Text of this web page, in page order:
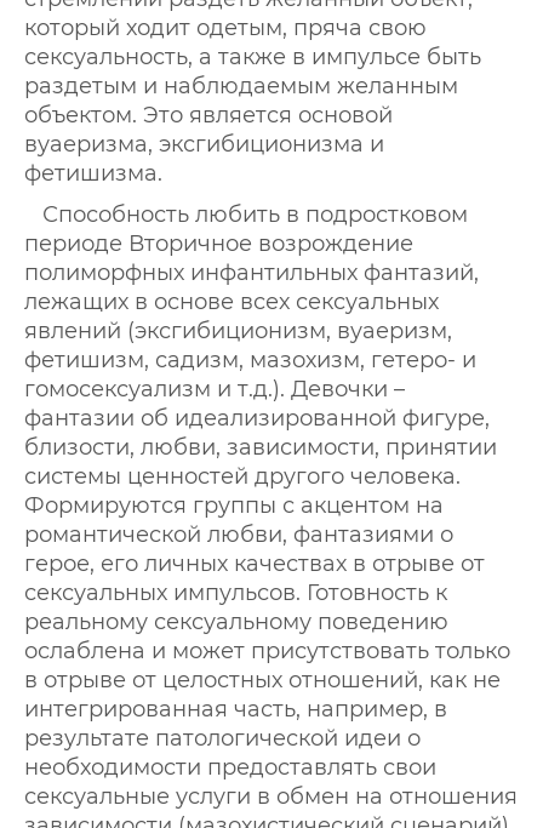
который ходит одетым, пряча свою
сексуальность, а также в импульсе быть
раздетым и наблюдаемым желанным
объектом. Это является основой
вуаеризма, эксгибиционизма и
фетишизма.
Способность любить в подростковом
периоде Вторичное возрождение
полиморфных инфантильных фантазий,
лежащих в основе всех сексуальных
явлений (эксгибиционизм, вуаеризм,
фетишизм, садизм, мазохизм, гетеро- и
гомосексуализм и т.д.). Девочки –
фантазии об идеализированной фигуре,
близости, любви, зависимости, принятии
системы ценностей другого человека.
Формируются группы с акцентом на
романтической любви, фантазиями о
герое, его личных качествах в отрыве от
сексуальных импульсов. Готовность к
реальному сексуальному поведению
ослаблена и может присутствовать только
в отрыве от целостных отношений, как не
интегрированная часть, например, в
результате патологической идеи о
необходимости предоставлять свои
сексуальные услуги в обмен на отношения